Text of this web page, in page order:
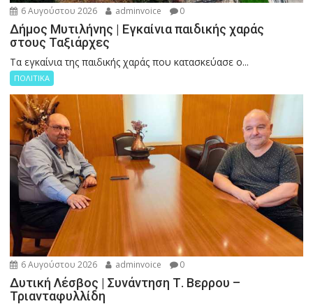
6 Αυγούστου 2026 adminvoice 0
Δήμος Μυτιλήνης | Εγκαίνια παιδικής χαράς
στους Ταξιάρχες
Tα εγκαίνια της παιδικής χαράς που κατασκεύασε ο...
ΠΟΛΙΤΙΚΑ
6 Αυγούστου 2026 adminvoice 0
Δυτική Λέσβος | Συνάντηση Τ. Βερρου –
Τριανταφυλλίδη